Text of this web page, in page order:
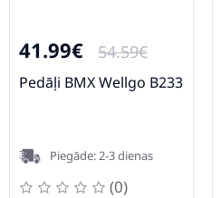
41.99€ 54.59€
Pedāļi BMX Wellgo B233
Piegāde: 2-3 dienas
(0)